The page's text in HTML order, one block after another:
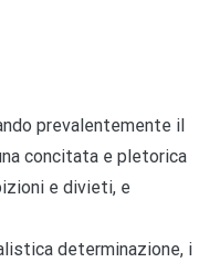
prevalentemente il
concitata e pletorica
e divieti, e
determinazione, i